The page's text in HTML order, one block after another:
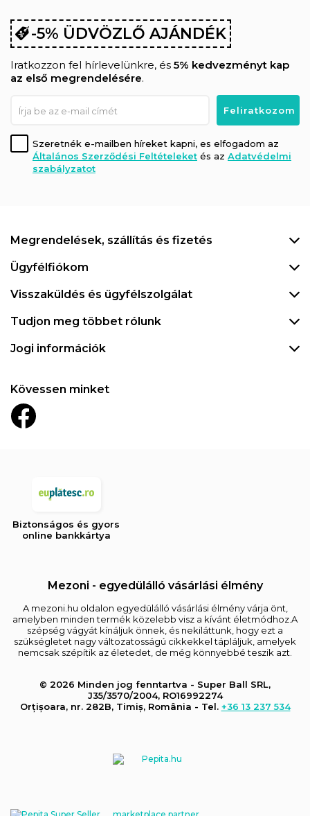
-5% ÜDVÖZLŐ AJÁNDÉK
Iratkozzon fel hírlevelünkre, és 5% kedvezményt kap
az első megrendelésére.
Szeretnék e-mailben híreket kapni, es elfogadom az
Általános Szerződési Feltételeket és az Adatvédelmi
szabályzatot
Megrendelések, szállítás és fizetés
Ügyfélfiókom
Visszaküldés és ügyfélszolgálat
Tudjon meg többet rólunk
Jogi információk
Kövessen minket
Biztonságos és gyors
online bankkártya
Mezoni - egyedülálló vásárlási élmény
A mezoni.hu oldalon egyedülálló vásárlási élmény várja önt,
amelyben minden termék közelebb visz a kívánt életmódhoz.A
szépség vágyát kínáljuk önnek, és nekiláttunk, hogy ezt a
szükségletet nagy változatosságú cikkekkel tápláljuk, amelyek
nemcsak szépítik az életedet, de még könnyebbé teszik azt.
© 2026 Minden jog fenntartva - Super Ball SRL,
J35/3570/2004, RO16992274
Orțișoara, nr. 282B, Timiș, România - Tel. +36 13 237 534